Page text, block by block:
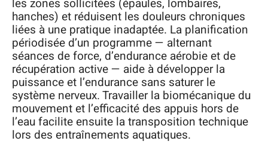
les zones sollicitées (épaules, lombaires,
hanches) et réduisent les douleurs chroniques
liées à une pratique inadaptée. La planification
périodisée d’un programme — alternant
séances de force, d’endurance aérobie et de
récupération active — aide à développer la
puissance et l’endurance sans saturer le
système nerveux. Travailler la biomécanique du
mouvement et l’efficacité des appuis hors de
l’eau facilite ensuite la transposition technique
lors des entraînements aquatiques.